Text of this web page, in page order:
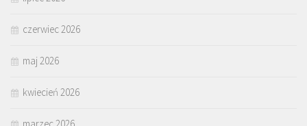
czerwiec 2026
maj 2026
kwiecień 2026